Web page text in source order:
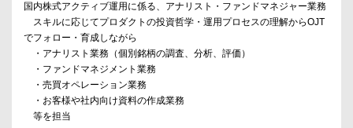
国内株式アクティブ運用に係る、アナリスト・ファンドマネジャー業務
スキルに応じてプロダクトの投資哲学・運用プロセスの理解からOJT
でフォロー・育成しながら
・アナリスト業務（個別銘柄の調査、分析、評価）
・ファンドマネジメント業務
・売買オペレーション業務
・お客様や社内向け資料の作成業務
等を担当